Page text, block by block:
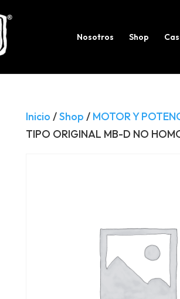
Nosotros Shop
Inicio /Shop / MOTOR Y
TIPO ORIGINAL MB-D NO